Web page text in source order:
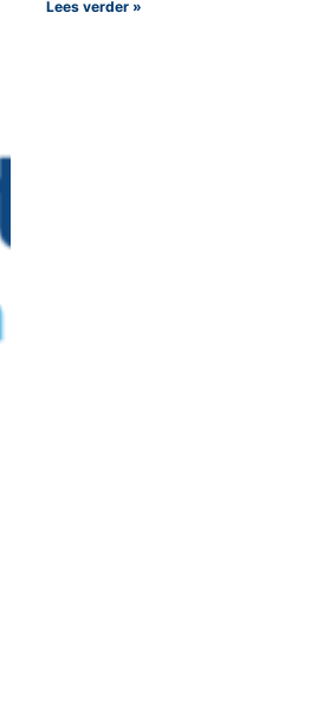
Lees verder »